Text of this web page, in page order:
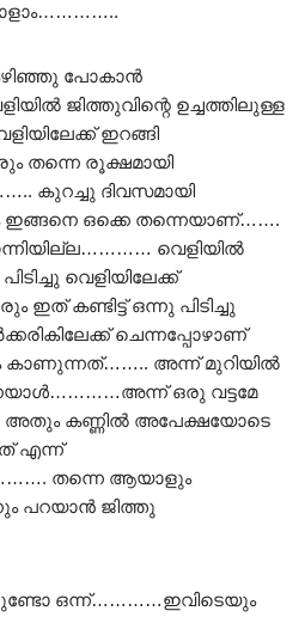
പോകാൻ
ജിത്തുവിന്റെ ഉച്ചത്തിലുള്ള
ഇറങ്ങി
തന്നെ രൂക്ഷമായി
കുറച്ചു ദിവസമായി
ഇങ്ങനെ ഒക്കെ തന്നെയാണ്…….
വെളിയിൽ
വെളിയിലേക്ക്
കണ്ടിട്ട് ഒന്നു പിടിച്ചു
ചെന്നപ്പോഴാണ്
കാണുന്നത്…….. അന്ന് മുറിയിൽ
ഒരു വട്ടമേ
കണ്ണിൽ അപേക്ഷയോടെ
എന്ന്
തന്നെ ആയാളും
പറയാൻ ജിത്തു
ഒന്ന്…………ഇവിടെയും